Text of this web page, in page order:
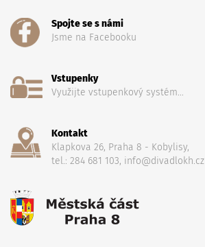
Spojte se s námi
Jsme na Facebooku
Vstupenky
Využijte vstupenkový systém...
Kontakt
Klapkova 26, Praha 8 - Kobylisy,
tel.: 284 681 103, info@divadlokh.cz